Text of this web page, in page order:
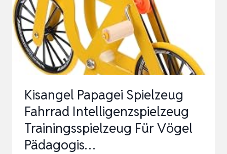
SITTICHE
FUTTERSPIELZEUG
VOGEL
SPIELZEUG
MIT
Kisangel Papagei Spielzeug
Fahrrad Intelligenzspielzeug
Trainingsspielzeug Für Vögel
Pädagogis…